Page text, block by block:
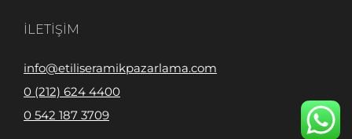
İLETIŞIM
info@etiliseramikpazarlama.com
0 (212) 624 4400
0 542 187 3709